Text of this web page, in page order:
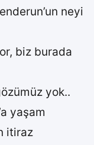
neyi
biz burada
yok..
yaşam
itiraz